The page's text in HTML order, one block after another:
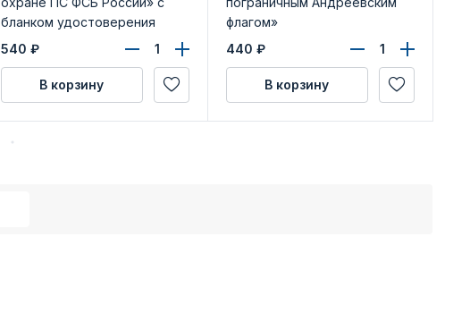
бланком удостоверения
540 ₽
В корзину
флагом»
440 ₽
В корзину